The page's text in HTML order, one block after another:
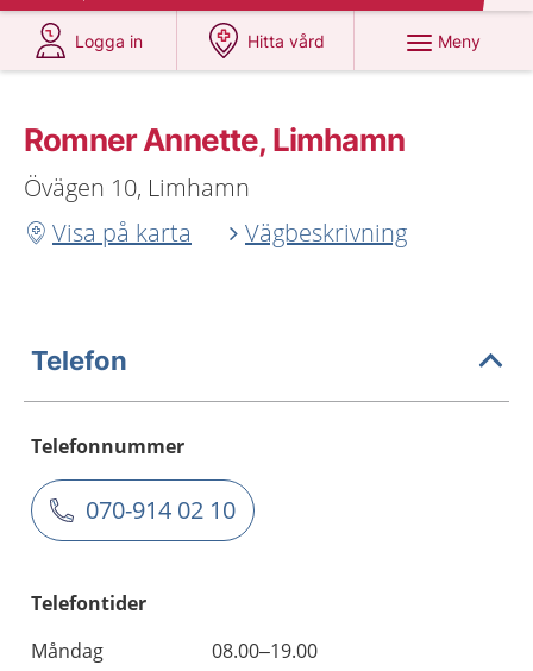
Logga in
på 1177.se
Hitta vård
på 1177.se
Meny
Romner Annette, Limhamn
Övägen 10, Limhamn
Visa på karta
Vägbeskrivning
Telefon
Telefonnummer
070-914 02 10
Telefontider
Måndag
08.00–19.00